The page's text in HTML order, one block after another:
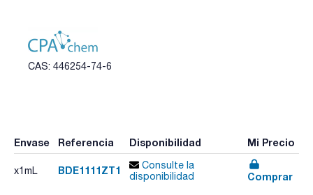
CAS: 446254-74-6
Envase Referencia Disponibilidad Mi Precio
x1mL BDE1111ZT1
Consulte la
disponibilidad
Comprar